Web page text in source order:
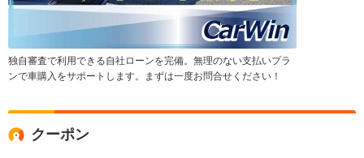
独自審査で利用できる自社ローンを完備。無理のない支払いプラ
ンで車購入をサポートします。まずは一度お問合せください！
クーポン